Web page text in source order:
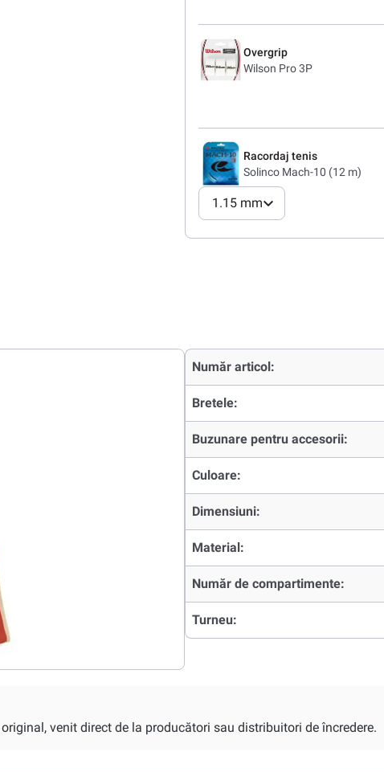
Overgrip
Wilson Pro 3P
Racordaj tenis
Solinco Mach-10 (12 m)
1.15 mm
Număr articol:
Bretele:
Buzunare pentru accesorii:
Culoare:
Dimensiuni:
Material:
Număr de compartimente:
Turneu:
venit direct de la producători sau distribuitori de încredere.